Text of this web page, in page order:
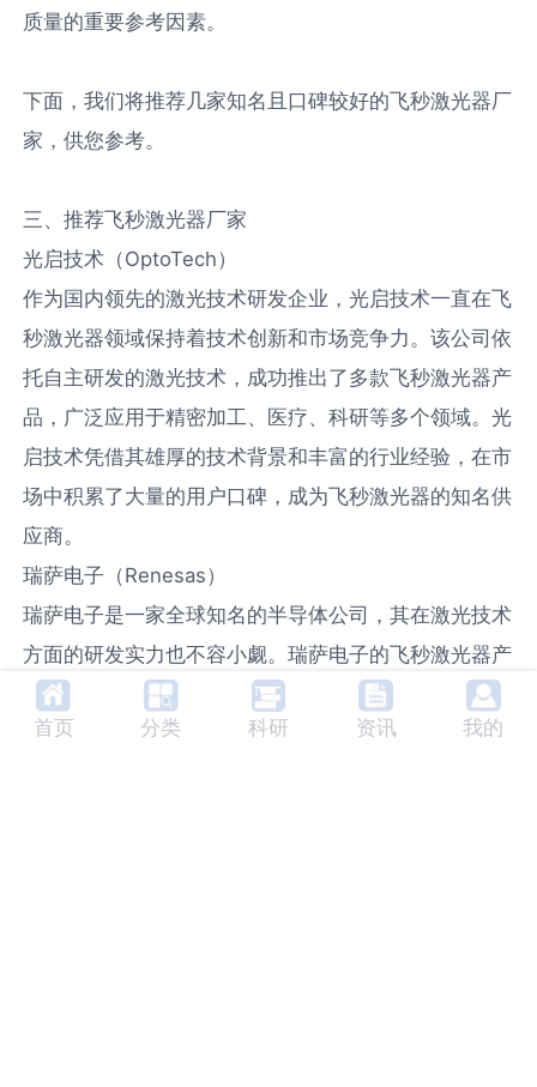
质量的重要参考因素。
下面，我们将推荐几家知名且口碑较好的飞秒激光器厂
家，供您参考。
三、推荐飞秒激光器厂家
光启技术（OptoTech）
作为国内领先的激光技术研发企业，光启技术一直在飞
秒激光器领域保持着技术创新和市场竞争力。该公司依
托自主研发的激光技术，成功推出了多款飞秒激光器产
品，广泛应用于精密加工、医疗、科研等多个领域。光
启技术凭借其雄厚的技术背景和丰富的行业经验，在市
场中积累了大量的用户口碑，成为飞秒激光器的知名供
应商。
瑞萨电子（Renesas）
瑞萨电子是一家全球知名的半导体公司，其在激光技术
方面的研发实力也不容小觑。瑞萨电子的飞秒激光器产
品在材料加工和精密测量领域拥有广泛应用，尤其是在
半导体制造和精密
激光加工方面，瑞萨电子的产品凭借
首页 分类 科研 资讯 我的